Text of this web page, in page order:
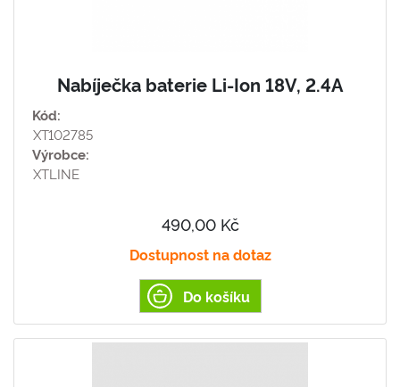
Nabíječka baterie Li-Ion 18V, 2.4A
Kód:
XT102785
Výrobce:
XTLINE
490,00 Kč
Dostupnost na dotaz
Do košíku